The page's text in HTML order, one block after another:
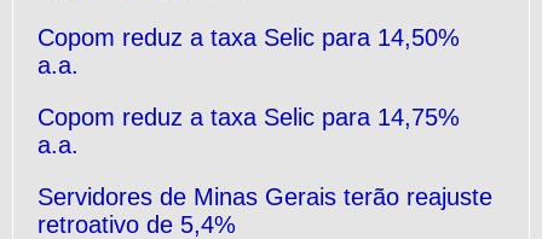
Copom reduz a taxa Selic para 14,50%
a.a.
Copom reduz a taxa Selic para 14,75%
a.a.
Servidores de Minas Gerais terão reajuste
retroativo de 5,4%